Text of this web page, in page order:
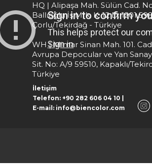
HQ | Alipaşa Mah. Sülün Cad.
Ballıoğlu İş Mrk. K: 12 D: 1201
Çorlu/Tekirdağ - Türkiye
WH | Mimar Sinan Mah. 101.
Avrupa Depocular ve Yan
Sit. No: A/9 59510, Kapaklı/
Türkiye
İletişim
Telefon: +90 282 606 04 10 |
E-mail: info@biencolor.com